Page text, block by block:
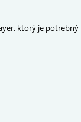
ktorý je